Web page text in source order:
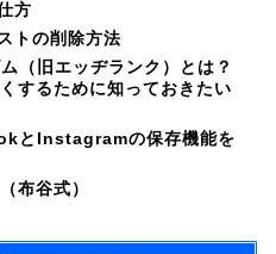
方
トの削除方法
（旧エッヂランク）とは？
するために知っておきたい
とInstagramの保存機能を
布谷式）